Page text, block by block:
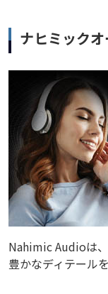
ナヒミック
Nahimic Audioは
豊かなディテール